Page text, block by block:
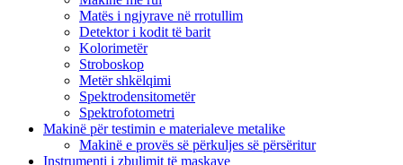
Matës i ngjyrave në rrotullim
Detektor i kodit të barit
Kolorimetër
Stroboskop
Metër shkëlqimi
Spektrodensitometër
Spektrofotometri
Makinë për testimin e materialeve metalike
Makinë e provës së përkuljes së përsëritur
Instrumenti i zbulimit të maskave